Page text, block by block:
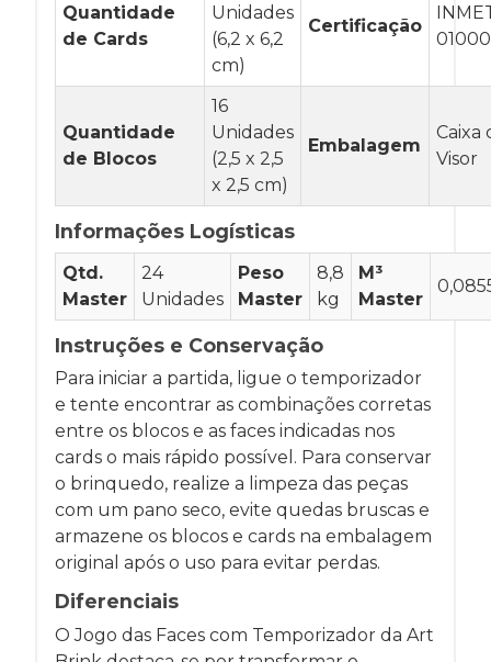
Quantidade
de Cards
Unidades
(6,2 x 6,2
cm)
Certificação
Quantidade
de Blocos
16
Unidades
(2,5 x 2,5
x 2,5 cm)
Embalagem
Caixa
Visor
Informações Logísticas
Qtd.
Master
24
Unidades
Peso
Master
8,8
kg
M³
Master
Instruções e Conservação
Para iniciar a partida, ligue o temporizador
e tente encontrar as combinações corretas
entre os blocos e as faces indicadas nos
cards o mais rápido possível. Para conservar
o brinquedo, realize a limpeza das peças
com um pano seco, evite quedas bruscas e
armazene os blocos e cards na embalagem
original após o uso para evitar perdas.
Diferenciais
O Jogo das Faces com Temporizador da Art